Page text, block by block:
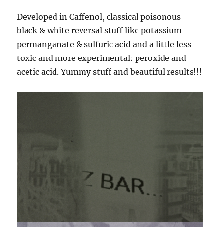
Developed in Caffenol, classical poisonous
black & white reversal stuff like potassium
permanganate & sulfuric acid and a little less
toxic and more experimental: peroxide and
acetic acid. Yummy stuff and beautiful results!!!